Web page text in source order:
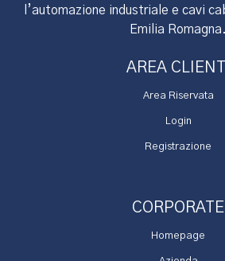
l’automazione industriale e cavi
Emilia Romagna.
AREA CLIENTI
Area Riservata
Login
Registrazione
CORPORATE
Homepage